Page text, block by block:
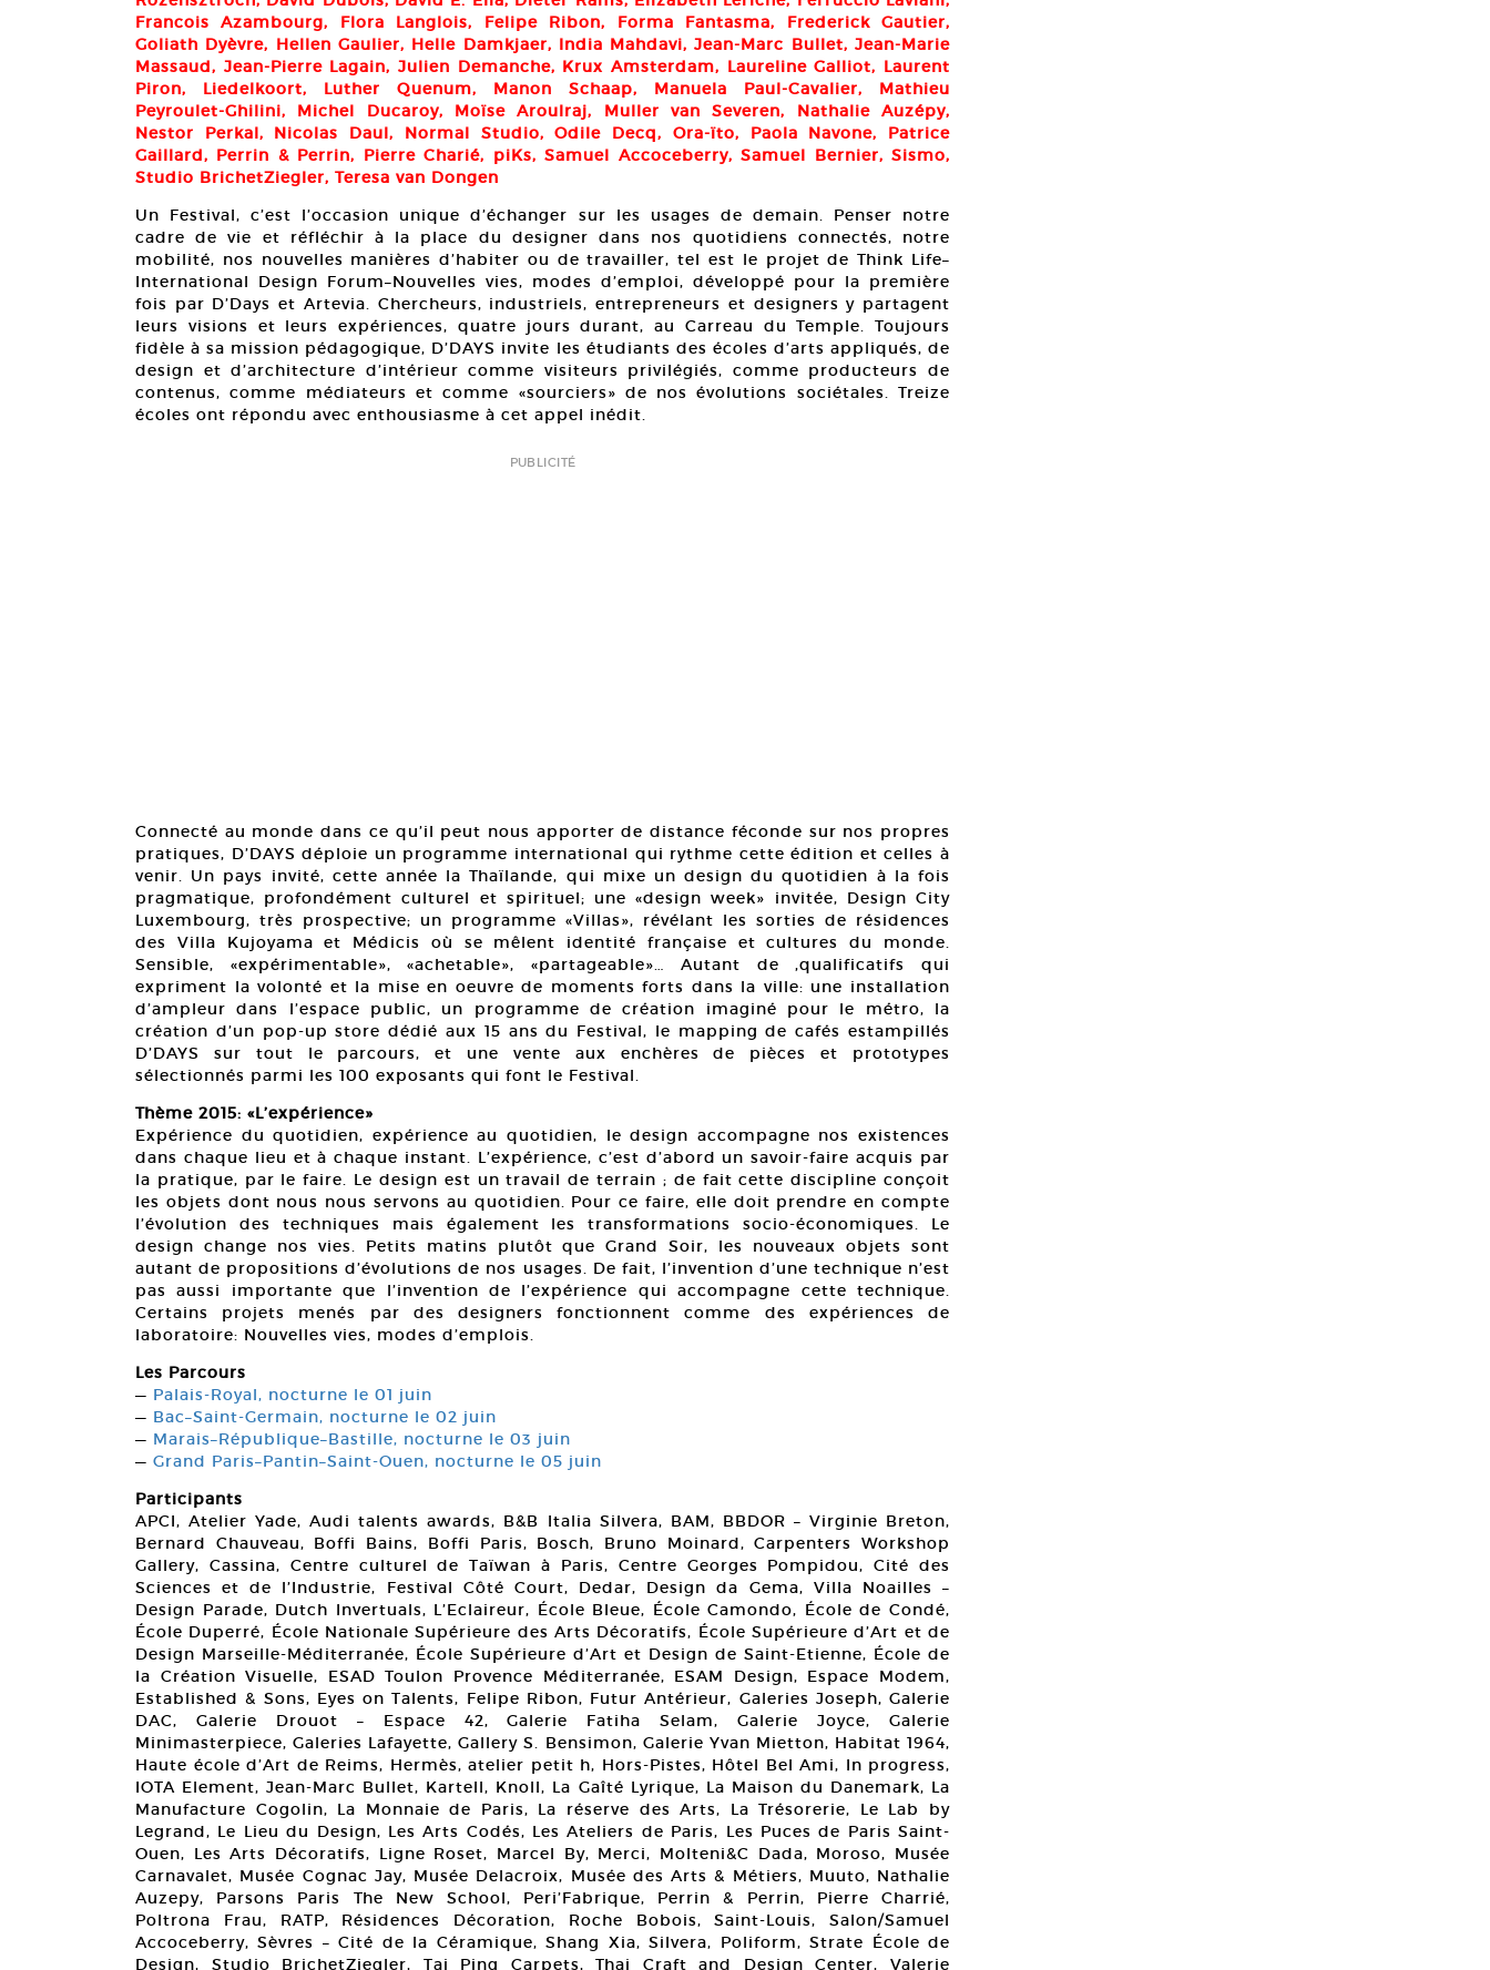
Francois Azambourg, Flora Langlois, Felipe Ribon, Forma Fantasma, Frederick Gautier,
Goliath Dyèvre, Hellen Gaulier, Helle Damkjaer, India Mahdavi, Jean-Marc Bullet, Jean-Marie
Massaud, Jean-Pierre Lagain, Julien Demanche, Krux Amsterdam, Laureline Galliot, Laurent
Piron, Liedelkoort, Luther Quenum, Manon Schaap, Manuela Paul-Cavalier, Mathieu
Peyroulet-Ghilini, Michel Ducaroy, Moïse Aroulraj, Muller van Severen, Nathalie Auzépy,
Nestor Perkal, Nicolas Daul, Normal Studio, Odile Decq, Ora-ïto, Paola Navone, Patrice
Gaillard, Perrin & Perrin, Pierre Charié, piKs, Samuel Accoceberry, Samuel Bernier, Sismo,
Studio BrichetZiegler, Teresa van Dongen
Un Festival, c’est l’occasion unique d’échanger sur les usages de demain. Penser notre
cadre de vie et réfléchir à la place du designer dans nos quotidiens connectés, notre
mobilité, nos nouvelles manières d’habiter ou de travailler, tel est le projet de Think Life–
International Design Forum–Nouvelles vies, modes d’emploi, développé pour la première
fois par D’Days et Artevia. Chercheurs, industriels, entrepreneurs et designers y partagent
leurs visions et leurs expériences, quatre jours durant, au Carreau du Temple. Toujours
fidèle à sa mission pédagogique, D’DAYS invite les étudiants des écoles d’arts appliqués, de
design et d’architecture d’intérieur comme visiteurs privilégiés, comme producteurs de
contenus, comme médiateurs et comme «sourciers» de nos évolutions sociétales. Treize
écoles ont répondu avec enthousiasme à cet appel inédit.
PUBLICITÉ
Connecté au monde dans ce qu’il peut nous apporter de distance féconde sur nos propres
pratiques, D’DAYS déploie un programme international qui rythme cette édition et celles à
venir. Un pays invité, cette année la Thaïlande, qui mixe un design du quotidien à la fois
pragmatique, profondément culturel et spirituel; une «design week» invitée, Design City
Luxembourg, très prospective; un programme «Villas», révélant les sorties de résidences
des Villa Kujoyama et Médicis où se mêlent identité française et cultures du monde.
Sensible, «expérimentable», «achetable», «partageable»… Autant de ,qualificatifs qui
expriment la volonté et la mise en oeuvre de moments forts dans la ville: une installation
d’ampleur dans l’espace public, un programme de création imaginé pour le métro, la
création d’un pop-up store dédié aux 15 ans du Festival, le mapping de cafés estampillés
D’DAYS sur tout le parcours, et une vente aux enchères de pièces et prototypes
sélectionnés parmi les 100 exposants qui font le Festival.
Thème 2015: «L’expérience»
Expérience du quotidien, expérience au quotidien, le design accompagne nos existences
dans chaque lieu et à chaque instant. L’expérience, c’est d’abord un savoir-faire acquis par
la pratique, par le faire. Le design est un travail de terrain ; de fait cette discipline conçoit
les objets dont nous nous servons au quotidien. Pour ce faire, elle doit prendre en compte
l’évolution des techniques mais également les transformations socio-économiques. Le
design change nos vies. Petits matins plutôt que Grand Soir, les nouveaux objets sont
autant de propositions d’évolutions de nos usages. De fait, l’invention d’une technique n’est
pas aussi importante que l’invention de l’expérience qui accompagne cette technique.
Certains projets menés par des designers fonctionnent comme des expériences de
laboratoire: Nouvelles vies, modes d’emplois.
Les Parcours
— Palais-Royal, nocturne le 01 juin
— Bac–Saint-Germain, nocturne le 02 juin
— Marais–République–Bastille, nocturne le 03 juin
— Grand Paris–Pantin–Saint-Ouen, nocturne le 05 juin
Participants
APCI, Atelier Yade, Audi talents awards, B&B Italia Silvera, BAM, BBDOR – Virginie Breton,
Bernard Chauveau, Boffi Bains, Boffi Paris, Bosch, Bruno Moinard, Carpenters Workshop
Gallery, Cassina, Centre culturel de Taïwan à Paris, Centre Georges Pompidou, Cité des
Sciences et de l’Industrie, Festival Côté Court, Dedar, Design da Gema, Villa Noailles –
Design Parade, Dutch Invertuals, L’Eclaireur, École Bleue, École Camondo, École de Condé,
École Duperré, École Nationale Supérieure des Arts Décoratifs, École Supérieure d’Art et de
Design Marseille-Méditerranée, École Supérieure d’Art et Design de Saint-Etienne, École de
la Création Visuelle, ESAD Toulon Provence Méditerranée, ESAM Design, Espace Modem,
Established & Sons, Eyes on Talents, Felipe Ribon, Futur Antérieur, Galeries Joseph, Galerie
DAC, Galerie Drouot – Espace 42, Galerie Fatiha Selam, Galerie Joyce, Galerie
Minimasterpiece, Galeries Lafayette, Gallery S. Bensimon, Galerie Yvan Mietton, Habitat 1964,
Haute école d’Art de Reims, Hermès, atelier petit h, Hors-Pistes, Hôtel Bel Ami, In progress,
IOTA Element, Jean-Marc Bullet, Kartell, Knoll, La Gaîté Lyrique, La Maison du Danemark, La
Manufacture Cogolin, La Monnaie de Paris, La réserve des Arts, La Trésorerie, Le Lab by
Legrand, Le Lieu du Design, Les Arts Codés, Les Ateliers de Paris, Les Puces de Paris Saint-
Ouen, Les Arts Décoratifs, Ligne Roset, Marcel By, Merci, Molteni&C Dada, Moroso, Musée
Carnavalet, Musée Cognac Jay, Musée Delacroix, Musée des Arts & Métiers, Muuto, Nathalie
Auzepy, Parsons Paris The New School, Peri’Fabrique, Perrin & Perrin, Pierre Charrié,
Poltrona Frau, RATP, Résidences Décoration, Roche Bobois, Saint-Louis, Salon/Samuel
Accoceberry, Sèvres – Cité de la Céramique, Shang Xia, Silvera, Poliform, Strate École de
Design, Studio BrichetZiegler, Tai Ping Carpets, Thai Craft and Design Center, Valerie